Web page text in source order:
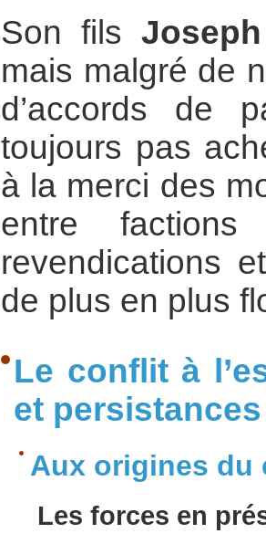
Son fils
mais malgré de
d’accords de
toujours pas
à la merci des
entre
revendications
de plus en plus
Le conflit à
et persistances
Aux origines du
Les forces en